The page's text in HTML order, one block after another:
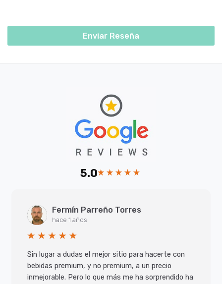
Enviar Reseña
5.0
Fermín Parreño Torres
hace 1 años
Sin lugar a dudas el mejor sitio para hacerte con
bebidas premium, y no premium, a un precio
inmejorable. Pero lo que más me ha sorprendido ha